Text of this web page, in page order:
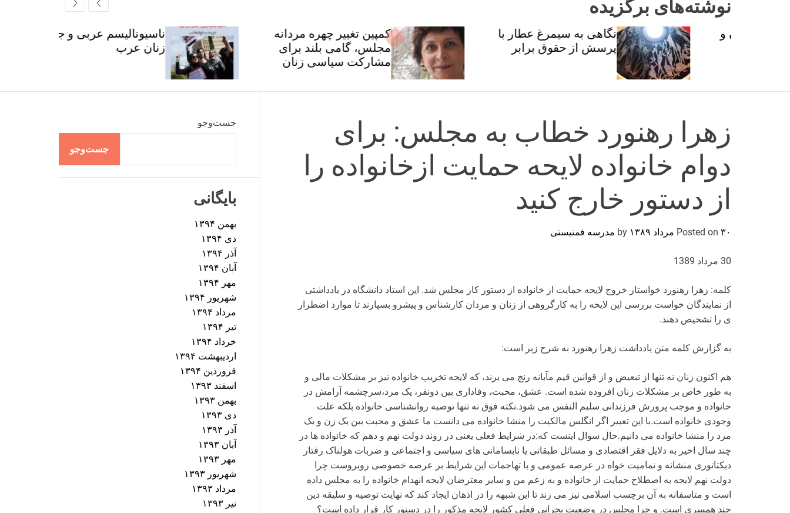
h
c
o
e
r
c
نوشته‌های برگزیده
نگاهی به سیمرغ عطار با
پرسش از حقوق برابر
کمپین تغییر چهره مردانه
مجلس، گامی بلند برای
مشارکت سیاسی زنان
ناسیونالیسم عربی و جنبش
زنان عرب
زهرا رهنورد خطاب به مجلس: برای
دوام خانواده لایحه حمایت ازخانواده را
از دستور خارج کنید
Posted on ۳۰ مرداد ۱۳۸۹ مدرسه فمنیستی
30 مرداد 1389
کلمه: زهرا رهنورد خواستار خروج لایحه حمایت از خانواده از دستور کار مجلس شد. این استاد دانشگاه در یادداشتی
از نمایندگان خواست بررسی این لایحه را به کارگروهی از زنان و مردان کارشناس و پیشرو بسپارند تا موارد اضطرار
ی را تشخیص دهند.
به گزارش کلمه متن یادداشت زهرا رهنورد به شرح زیر است:
هم اکنون زنان نه تنها از تبعیض و از قوانین قیم مآبانه رنج می برند، که لایحه تخریب خانواده نیز بر مشکلات مالی و
به طور خاص بر مشکلات زنان افزوده شده است. عشق، محبت، وفاداری بین دونفر، یک مرد،سرچشمه آرامش در
خانواده و موجب پرورش فرزندانی سلیم النفس می شود.نکته فوق نه تنها توصیه روانشناسی خانواده بلکه علت
وجودی خانواده است.با این تعبیر اگر انگلس مالکیت را منشا خانواده می دانست ما عشق و محبت بین یک زن و یک
مرد را منشا خانواده می دانیم.حال سوال اینست که:در شرایط فعلی یعنی در روند دولت نهم و دهم که خانواده ها در
چند سال اخیر به دلایل فقر اقتصادی و مسائل طبقاتی یا نابسامانی های سیاسی و اجتماعی و ضربات هولناک رفتار
دیکتاتوری منشانه و تمامیت خواه در عرصه عمومی و با تهاجمات این شرایط بر عرصه خصوصی روبروست چرا
دولت نهم لایحه به اصطلاح حمایت از خانواده و به زعم من و سایر معترضان لایحه انهدام خانواده را به مجلس داده
است و متاسفانه به آن برچسب اسلامی نیز می زند تا این شبهه را در اذهان ایجاد کند که نهایت توصیه و سلیقه دین
چند همسری است. و چرا مجلس در وضعیت بحرانی فعلی کشور لایحه مذکور را در دستور کار قرار داده است؟
جست‌وجو
جست‌وجو
بایگانی
بهمن ۱۳۹۴
دی ۱۳۹۴
آذر ۱۳۹۴
آبان ۱۳۹۴
مهر ۱۳۹۴
شهریور ۱۳۹۴
مرداد ۱۳۹۴
تیر ۱۳۹۴
خرداد ۱۳۹۴
اردیبهشت ۱۳۹۴
فروردین ۱۳۹۴
اسفند ۱۳۹۳
بهمن ۱۳۹۳
دی ۱۳۹۳
آذر ۱۳۹۳
آبان ۱۳۹۳
مهر ۱۳۹۳
شهریور ۱۳۹۳
مرداد ۱۳۹۳
تیر ۱۳۹۳